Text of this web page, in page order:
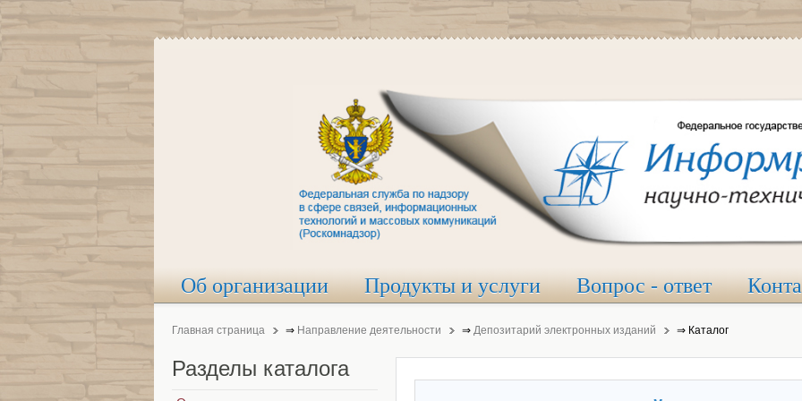
Об организации Продукты и услуги Вопрос - ответ
Главная страница ⇒ Направление деятельности ⇒ Депозитарий электронных изданий ⇒ Каталог
Разделы каталога